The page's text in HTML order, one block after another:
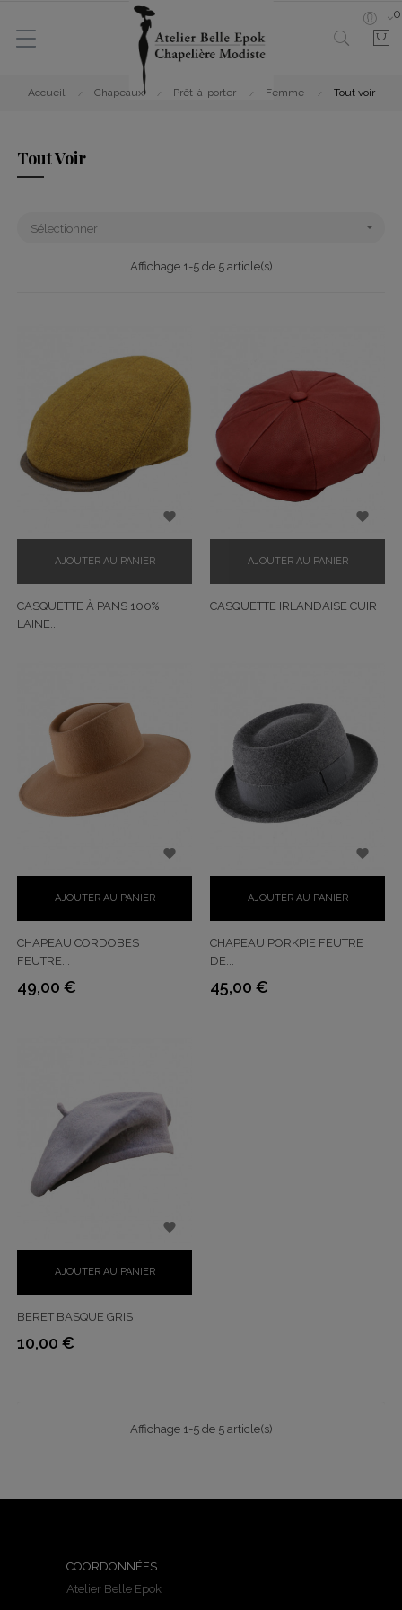
0
Accueil Chapeaux Prêt-à-porter Femme Tout voir
Tout Voir
Sélectionner 
Affichage 1-5 de 5 article(s)
AJOUTER AU PANIER

CASQUETTE À PANS 100%
LAINE...
AJOUTER AU PANIER

CASQUETTE IRLANDAISE CUIR
AJOUTER AU PANIER

CHAPEAU CORDOBES
FEUTRE...
Prix
49,00 €
AJOUTER AU PANIER

CHAPEAU PORKPIE FEUTRE
DE...
Prix
45,00 €
AJOUTER AU PANIER

BERET BASQUE GRIS
Prix
10,00 €
Affichage 1-5 de 5 article(s)
COORDONNÉES
Atelier Belle Epok